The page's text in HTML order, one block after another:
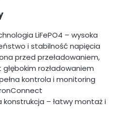
LiFePO4 – wysoka
i stabilność napięcia
przed przeładowaniem,
rozładowaniem
kontrola i monitoring
konstrukcja – łatwy montaż i